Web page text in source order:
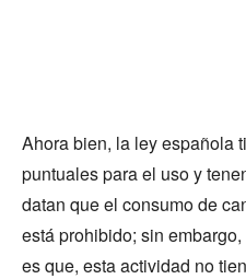
Ahora bien, la ley española
puntuales para el uso y
datan que el consumo de
está prohibido; sin
es que, esta actividad no